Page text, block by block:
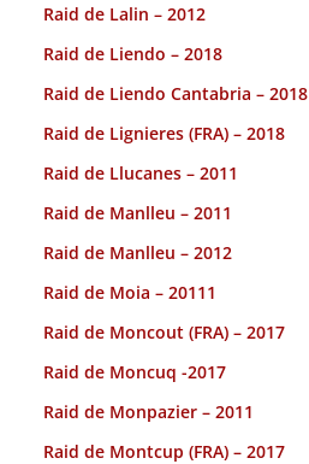
Raid de Lalin – 2012
Raid de Liendo – 2018
Raid de Liendo Cantabria – 2018
Raid de Lignieres (FRA) – 2018
Raid de Llucanes – 2011
Raid de Manlleu – 2011
Raid de Manlleu – 2012
Raid de Moia – 20111
Raid de Moncout (FRA) – 2017
Raid de Moncuq -2017
Raid de Monpazier – 2011
Raid de Montcup (FRA) – 2017